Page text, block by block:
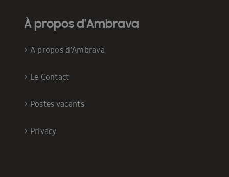
À propos d'Ambrava
> A propos d’Ambrava
> Le Contact
> Postes vacants
> Privacy